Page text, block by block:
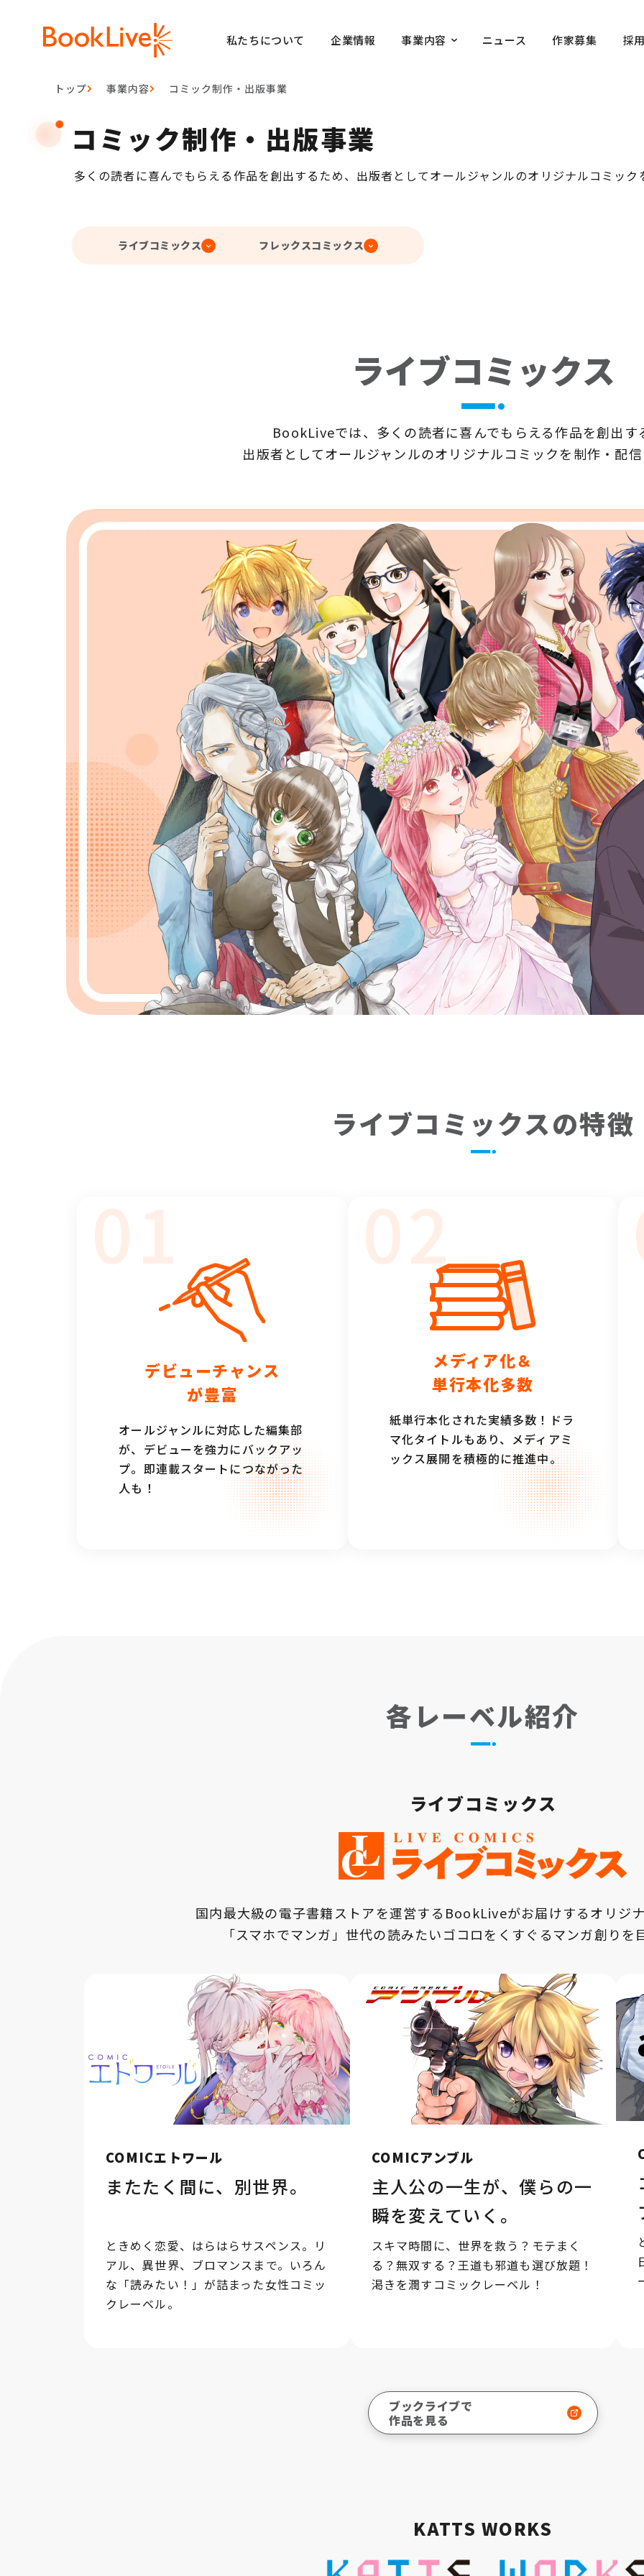
私たちについて 企業情報 事業内容 ニュース 作家募集 採
トップ 事業内容 コミック制作・出版事業
コミック制作・出版事業
多くの読者に喜んでもらえる作品を創出するため、出版者としてオールジャンルのオリジナルコミック
ライブコミックス フレックスコミックス
ライブコミックス
BookLiveでは、多くの読者に喜んでもらえる作品を創出す
出版者としてオールジャンルのオリジナルコミックを制作・配信
ライブコミックスの特徴
デビューチャンス
が豊富
オールジャンルに対応した編集部
が、デビューを強力にバックアッ
プ。即連載スタートにつながった
人も！
メディア化＆
単行本化多数
紙単行本化された実績多数！ドラ
マ化タイトルもあり、メディアミ
ックス展開を積極的に推進中。
各レーベル紹介
ライブコミックス
国内最大級の電子書籍ストアを運営するBookLiveがお届けするオリジ
「スマホでマンガ」世代の読みたいゴコロをくすぐるマンガ創りを
COMICエトワール
またたく間に、別世界。
ときめく恋愛、はらはらサスペンス。リ
アル、異世界、ブロマンスまで。いろん
な「読みたい！」が詰まった女性コミッ
クレーベル。
COMICアンブル
主人公の一生が、僕らの一
瞬を変えていく。
スキマ時間に、世界を救う？モテまく
る？無双する？王道も邪道も選び放題！
渇きを潤すコミックレーベル！
ブックライブで
作品を見る
KATTS WORKS